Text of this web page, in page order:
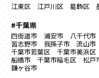
江東区 江戸川区 葛飾区
#千葉県
四街道市 浦安市 八千代市
習志野市
我孫子市 流山市
千葉市若葉区
千葉市美浜区
船橋市
千葉市稲毛区 松戸
鎌ヶ谷市